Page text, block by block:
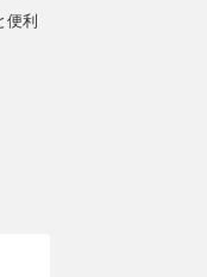
便利